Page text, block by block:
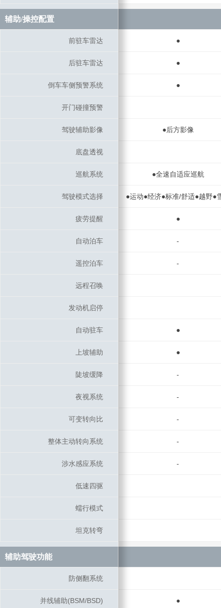
辅助/操控配置
前驻车雷达 ●
后驻车雷达 ●
倒车车侧预警系统 ●
开门碰撞预警
驾驶辅助影像 ●后方影像
底盘透视
巡航系统 ●全速自适应巡航
驾驶模式选择 ●运动●经济●标准/舒适●越野●
疲劳提醒 ●
自动泊车 -
遥控泊车 -
远程召唤
发动机启停
自动驻车 ●
上坡辅助 ●
陡坡缓降 -
夜视系统 -
可变转向比 -
整体主动转向系统 -
涉水感应系统 -
低速四驱
蠕行模式
坦克转弯
辅助驾驶功能
防侧翻系统
并线辅助(BSM/BSD) ●
辅助/操控配置
前驻车雷达
后驻车雷达
倒车车侧预警系统
开门碰撞预警
驾驶辅助影像
底盘透视
巡航系统
驾驶模式选择
疲劳提醒
自动泊车
遥控泊车
远程召唤
发动机启停
自动驻车
上坡辅助
陡坡缓降
夜视系统
可变转向比
整体主动转向系统
涉水感应系统
低速四驱
蠕行模式
坦克转弯
辅助驾驶功能
防侧翻系统
并线辅助(BSM/BSD)